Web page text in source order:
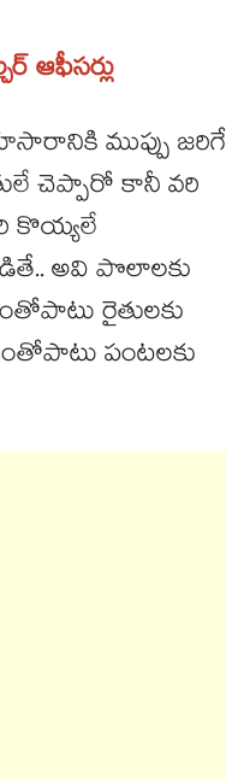
ఆఫీసర్లు
ముప్పు జరిగే
చెప్పారో కానీ వరి
కొయ్యలే
అవి పొలాలకు
రైతులకు
పంటలకు